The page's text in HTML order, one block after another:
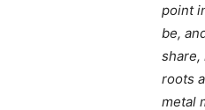
point
be,
share,
roots
metal